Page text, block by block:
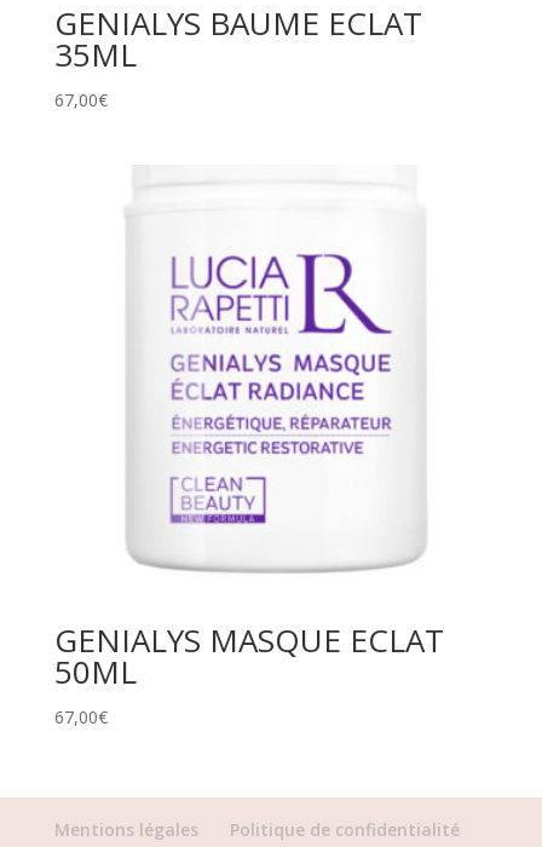
GENIALYS BAUME ECLAT
35ML
67,00€
GENIALYS MASQUE ECLAT
50ML
67,00€
Mentions légales Politique de confidentialité